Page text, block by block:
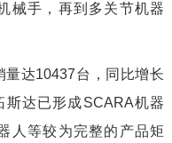
械手，再到多关节机器
达10437台，同比增长
达已形成SCARA机器
人等较为完整的产品矩